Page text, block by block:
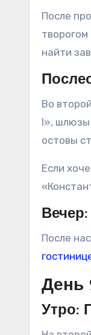
После
найти
Во
I», шлюзы
остовы
Если
После
День
Утро: